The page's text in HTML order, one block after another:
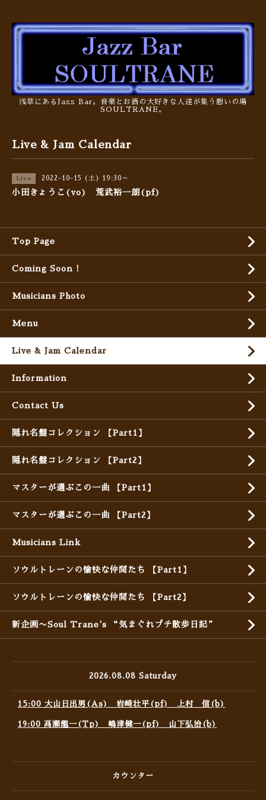
浅草にあるJazz Bar。音楽とお酒の大好きな人達が集う憩いの場
SOULTRANE。
Live & Jam Calendar
Live 2022-10-15 (土) 19:30～
小田きょうこ(vo) 荒武裕一朗(pf)
Top Page
Coming Soon !
Musicians Photo
Menu
Live & Jam Calendar
Information
Contact Us
隠れ名盤コレクション 【Part1】
隠れ名盤コレクション 【Part2】
マスターが選ぶこの一曲 【Part1】
マスターが選ぶこの一曲 【Part2】
Musicians Link
ソウルトレーンの愉快な仲間たち 【Part1】
ソウルトレーンの愉快な仲間たち 【Part2】
新企画〜Soul Trane's “気まぐれプチ散歩日記”
2026.08.08 Saturday
15:00 大山日出男(As) 岩崎壮平(pf) 上村 信(b)
19:00 高瀬龍一(Tp) 嶋津健一(pf) 山下弘治(b)
カウンター